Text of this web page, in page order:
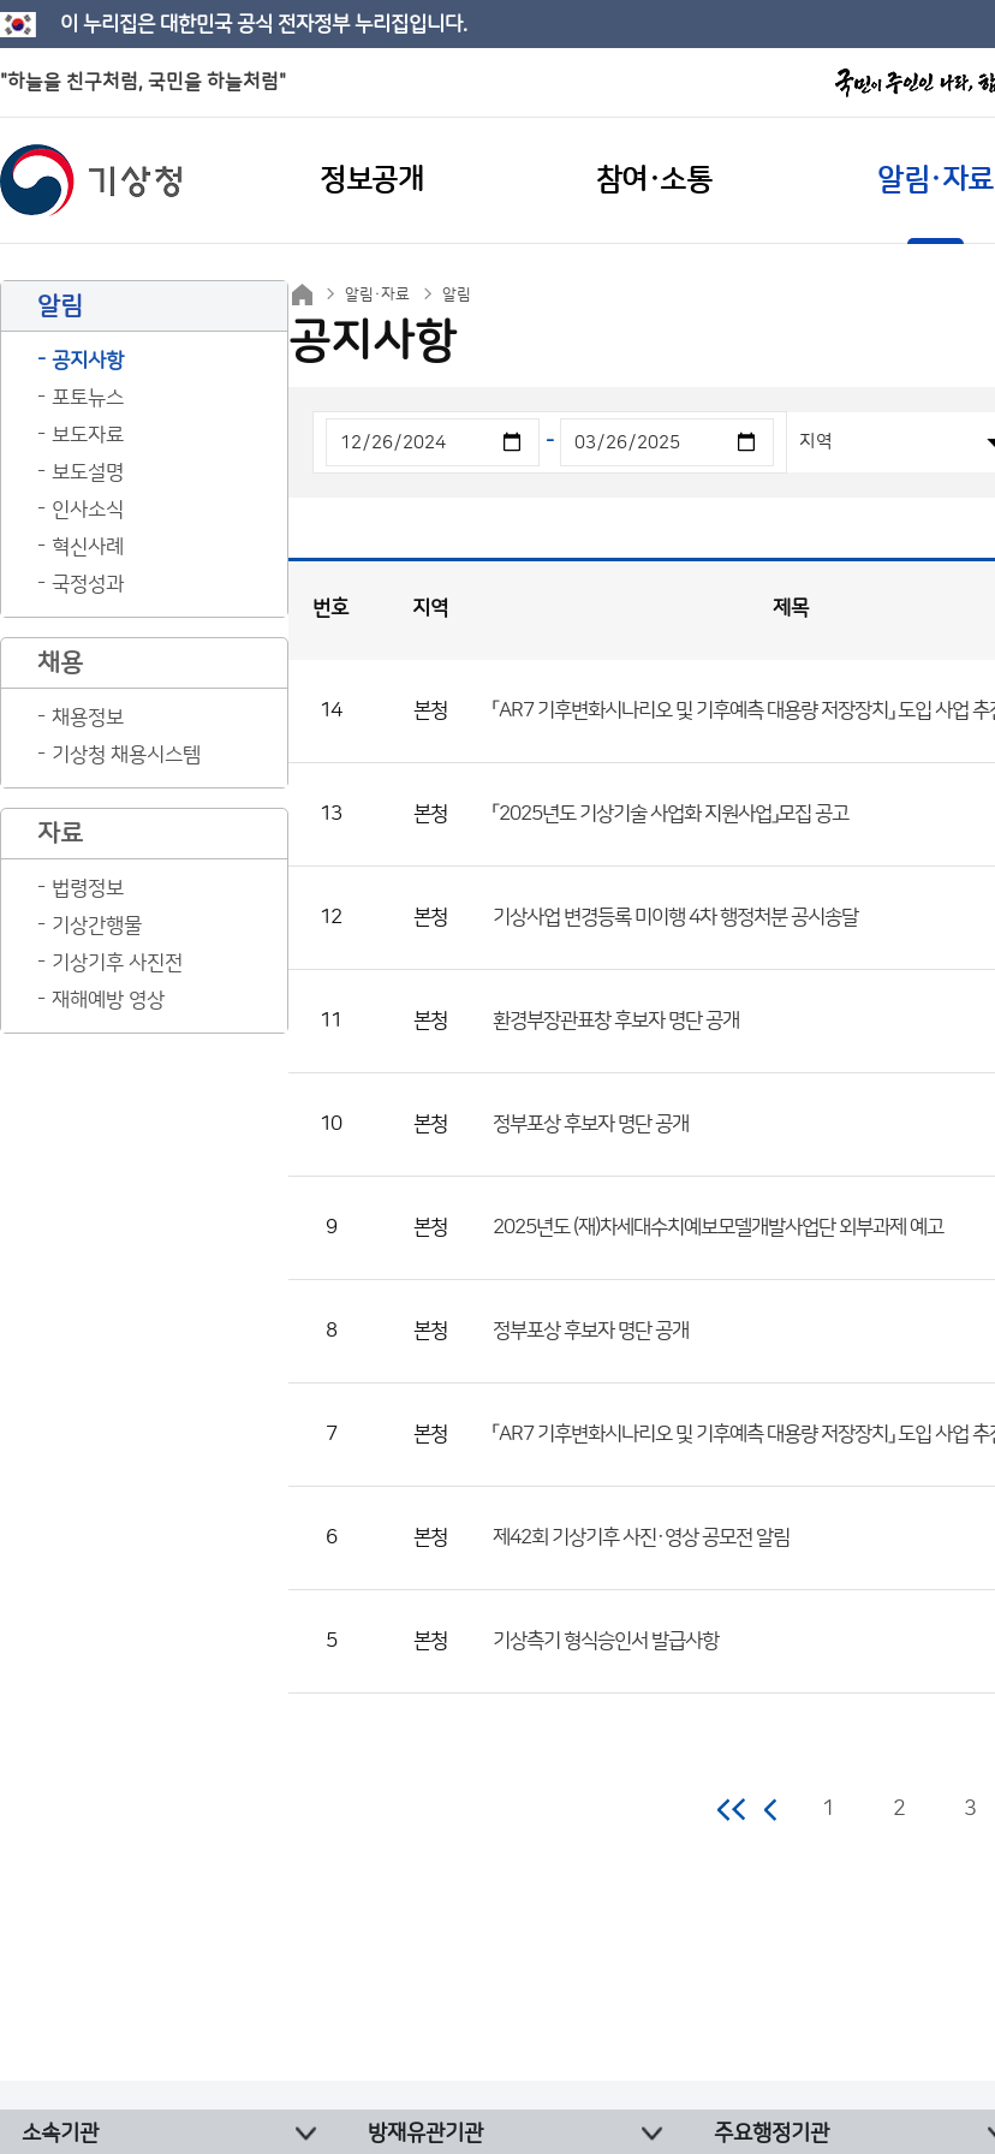
이 누리집은 대한민국 공식 전자정부 누리집입니다.
"하늘을 친구처럼, 국민을 하늘처럼"
정보공개 참여·소통 알림·자료
알림
공지사항
포토뉴스
보도자료
보도설명
인사소식
혁신사례
국정성과
채용
채용정보
기상청 채용시스템
자료
법령정보
기상간행물
기상기후 사진전
재해예방 영상
알림·자료 알림
공지사항
-
지
역,
등
서,
번호 지역 제목
14 본청
13 본청 「2025년도 기상기술 사업화 지원사업」모집 공고
12 본청 기상사업 변경등록 미이행 4차 행정처분 공시송달
11 본청 환경부장관표창 후보자 명단 공개
10 본청 정부포상 후보자 명단 공개
9 본청 2025년도 (재)차세대수치예보모델개발사업단 외부과제 예고
8 본청 정부포상 후보자 명단 공개
7 본청
6 본청 제42회 기상기후 사진·영상 공모전 알림
5 본청 기상측기 형식승인서 발급사항
1 2 3
소속기관 방재유관기관 주요행정기관